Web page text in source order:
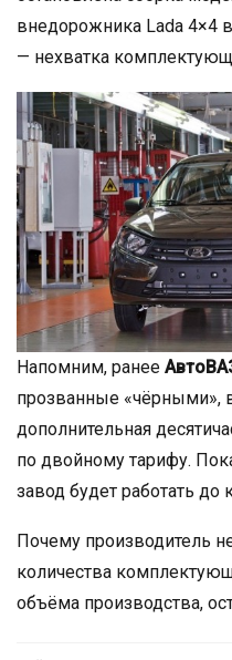
внедорожника Lada 4×4
— нехватка
Напомним, ранее
прозванные «чёрными»,
дополнительная
по двойному тарифу.
завод будет работать до
Почему производитель
количества
объёма производства,